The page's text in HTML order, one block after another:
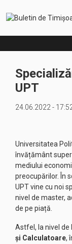
UPT
24.06.2022 -
Universitatea
învățământ
mediului
preocupărilor. În
UPT vine cu noi
nivel de master,
de pe piață.
Astfel, la nivel de
și Calculatoare,